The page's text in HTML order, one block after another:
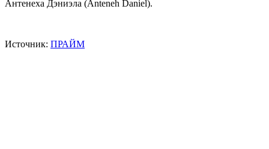
Антенеха Дэниэла (Anteneh Daniel).
Источник: ПРАЙМ